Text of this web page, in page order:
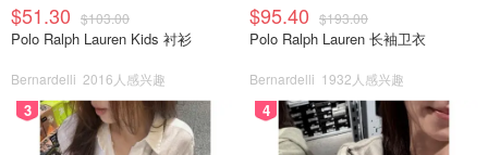
$51.30 $103.00
Polo Ralph Lauren Kids 衬衫
Bernardelli 2016人感兴趣
$95.40 $193.00
Polo Ralph Lauren 长袖卫衣
Bernardelli 1932人感兴趣
3 4